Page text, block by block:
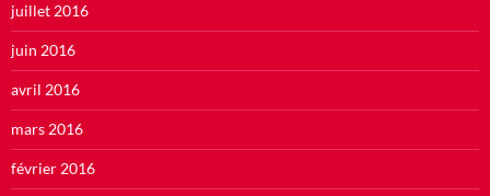
juillet 2016
juin 2016
avril 2016
mars 2016
février 2016